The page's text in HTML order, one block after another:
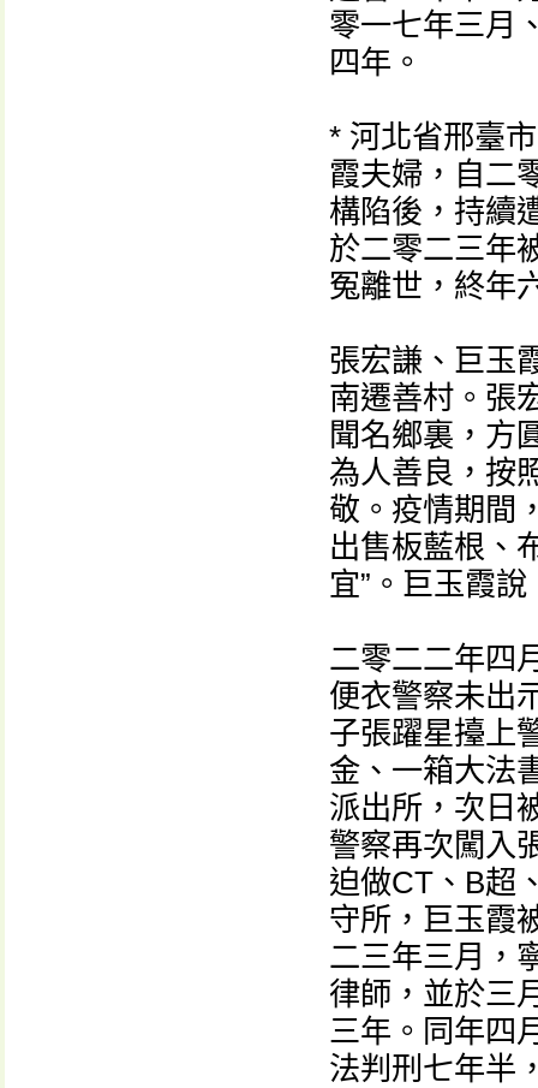
零一七年三月
四年。
* 河北省邢臺
霞夫婦，自二
構陷後，持續
於二零二三年
冤離世，終年
張宏謙、巨玉
南遷善村。張
聞名鄉裏，方
為人善良，按
敬。疫情期間
出售板藍根、
宜”。巨玉霞
二零二二年四
便衣警察未出
子張躍星擡上
金、一箱大法
派出所，次日
警察再次闖入
迫做CT、B超
守所，巨玉霞
二三年三月，
律師，並於三
三年。同年四
法判刑七年半